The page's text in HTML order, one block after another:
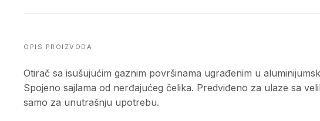
OPIS PROIZVODA
Otirač sa isušujućim gaznim površinama ugrađenim u
Spojeno sajlama od nerđajućeg čelika. Predviđeno za ulaze sa
samo za unutrašnju upotrebu.